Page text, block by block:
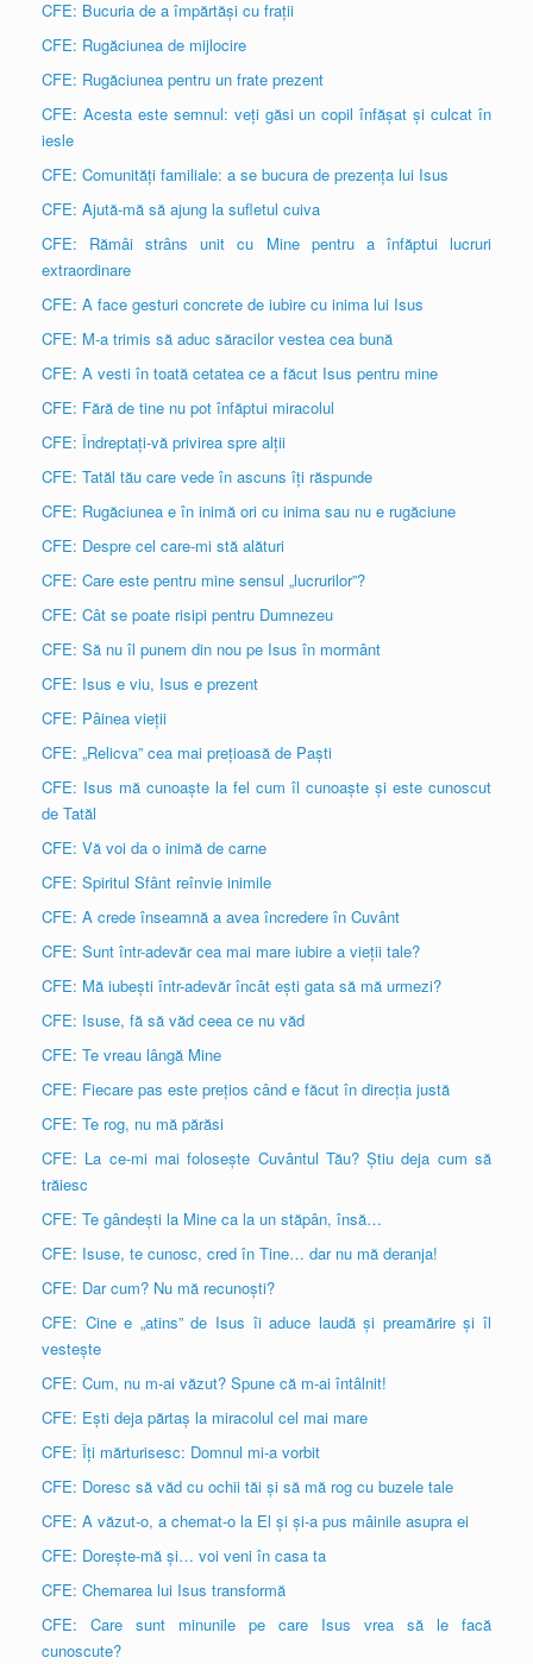
CFE: Bucuria de a împărtăși cu frații
CFE: Rugăciunea de mijlocire
CFE: Rugăciunea pentru un frate prezent
CFE: Acesta este semnul: veți găsi un copil înfășat și culcat în
iesle
CFE: Comunități familiale: a se bucura de prezența lui Isus
CFE: Ajută-mă să ajung la sufletul cuiva
CFE: Rămâi strâns unit cu Mine pentru a înfăptui lucruri
extraordinare
CFE: A face gesturi concrete de iubire cu inima lui Isus
CFE: M-a trimis să aduc săracilor vestea cea bună
CFE: A vesti în toată cetatea ce a făcut Isus pentru mine
CFE: Fără de tine nu pot înfăptui miracolul
CFE: Îndreptați-vă privirea spre alții
CFE: Tatăl tău care vede în ascuns îți răspunde
CFE: Rugăciunea e în inimă ori cu inima sau nu e rugăciune
CFE: Despre cel care-mi stă alături
CFE: Care este pentru mine sensul „lucrurilor”?
CFE: Cât se poate risipi pentru Dumnezeu
CFE: Să nu îl punem din nou pe Isus în mormânt
CFE: Isus e viu, Isus e prezent
CFE: Pâinea vieții
CFE: „Relicva” cea mai prețioasă de Paști
CFE: Isus mă cunoaște la fel cum îl cunoaște și este cunoscut
de Tatăl
CFE: Vă voi da o inimă de carne
CFE: Spiritul Sfânt reînvie inimile
CFE: A crede înseamnă a avea încredere în Cuvânt
CFE: Sunt într-adevăr cea mai mare iubire a vieții tale?
CFE: Mă iubești într-adevăr încât ești gata să mă urmezi?
CFE: Isuse, fă să văd ceea ce nu văd
CFE: Te vreau lângă Mine
CFE: Fiecare pas este prețios când e făcut în direcția justă
CFE: Te rog, nu mă părăsi
CFE: La ce-mi mai folosește Cuvântul Tău? Știu deja cum să
trăiesc
CFE: Te gândești la Mine ca la un stăpân, însă…
CFE: Isuse, te cunosc, cred în Tine… dar nu mă deranja!
CFE: Dar cum? Nu mă recunoști?
CFE: Cine e „atins” de Isus îi aduce laudă și preamărire și îl
vestește
CFE: Cum, nu m-ai văzut? Spune că m-ai întâlnit!
CFE: Ești deja părtaș la miracolul cel mai mare
CFE: Îți mărturisesc: Domnul mi-a vorbit
CFE: Doresc să văd cu ochii tăi și să mă rog cu buzele tale
CFE: A văzut-o, a chemat-o la El și și-a pus mâinile asupra ei
CFE: Dorește-mă și… voi veni în casa ta
CFE: Chemarea lui Isus transformă
CFE: Care sunt minunile pe care Isus vrea să le facă
cunoscute?